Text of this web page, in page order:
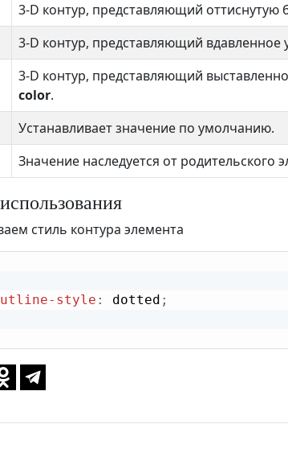
3-D контур, представляющий оттиснутую
3-D контур, представляющий вдавленное
3-D контур, представляющий
color.
Устанавливает значение по умолчанию.
Значение наследуется от родительского
стиль контура элемента
style : dotted ;